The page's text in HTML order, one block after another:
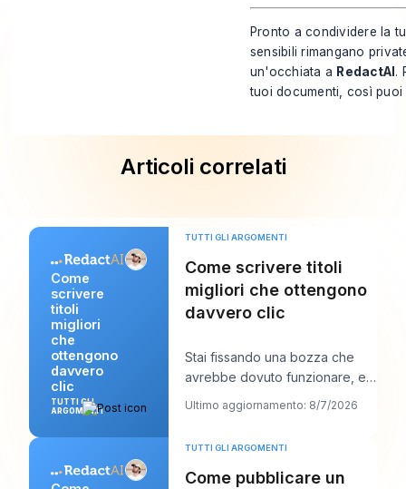
Pronto a condividere la
sensibili rimangano
un'occhiata a RedactAI .
tuoi documenti, così
Articoli correlati
Come
scrivere
titoli
migliori
che
ottengono
davvero
clic
TUTTI GLI
ARGOMENTI
TUTTI GLI ARGOMENTI
Come scrivere titoli
migliori che ottengono
davvero clic
Stai fissando una bozza che
avrebbe dovuto funzionare, e il
titolo è probabilmente la prima
cosa che
Ultimo aggiornamento: 8/7/2026
TUTTI GLI ARGOMENTI
Come pubblicare un